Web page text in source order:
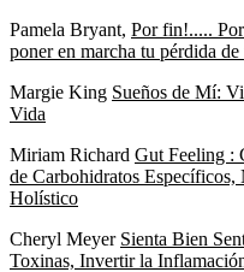
Pamela Bryant, Por fin!.....
poner en marcha tu pérdida
Margie King Sueños de Mí:
Vida
Miriam Richard Gut Feeling :
de Carbohidratos
Holístico
Cheryl Meyer Sienta Bien
Toxinas, Invertir la